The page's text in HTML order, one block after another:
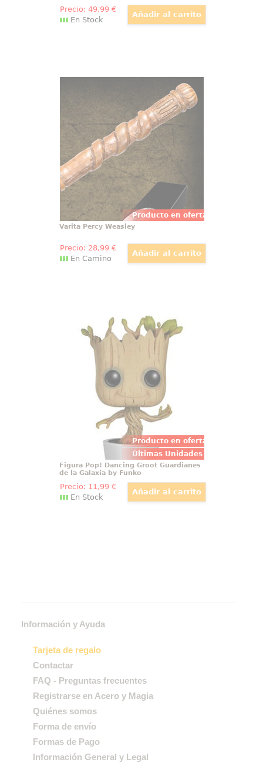
Precio: 49,99€
En Stock
Producto en oferta
Varita Percy Weasley
Preciosa réplica oficial de la varita
de Percy Weasley con motivo de
la película Harry Potter, Las
Reliquias de la Muerte (Harry
Potter and the Deathly Hollow).
Viene en caja de regalo.
Varita Percy Weasley
Precio: 28,99€
En Camino
Producto en oferta
Últimas Unidades
Figura Pop! Dancing Groot
Guardianes de la Galaxia by Funko
Figura de Dancing Groot realizada
en vinilo perteneciente a la línea
Pop! de Funko. La figura tiene una
altura aproximada de 10 cm., y
está basada en la película de
Guardianes de la Galaxia de
Marvel Comics.
Figura Pop! Dancing Groot Guardianes
de la Galaxia by Funko
Precio: 11 ,99€
En Stock
Información y Ayuda
Tarjeta de regalo
Contactar
FAQ - Preguntas frecuentes
Registrarse en Acero y Magia
Quiénes somos
Forma de envío
Formas de Pago
Información General y Legal